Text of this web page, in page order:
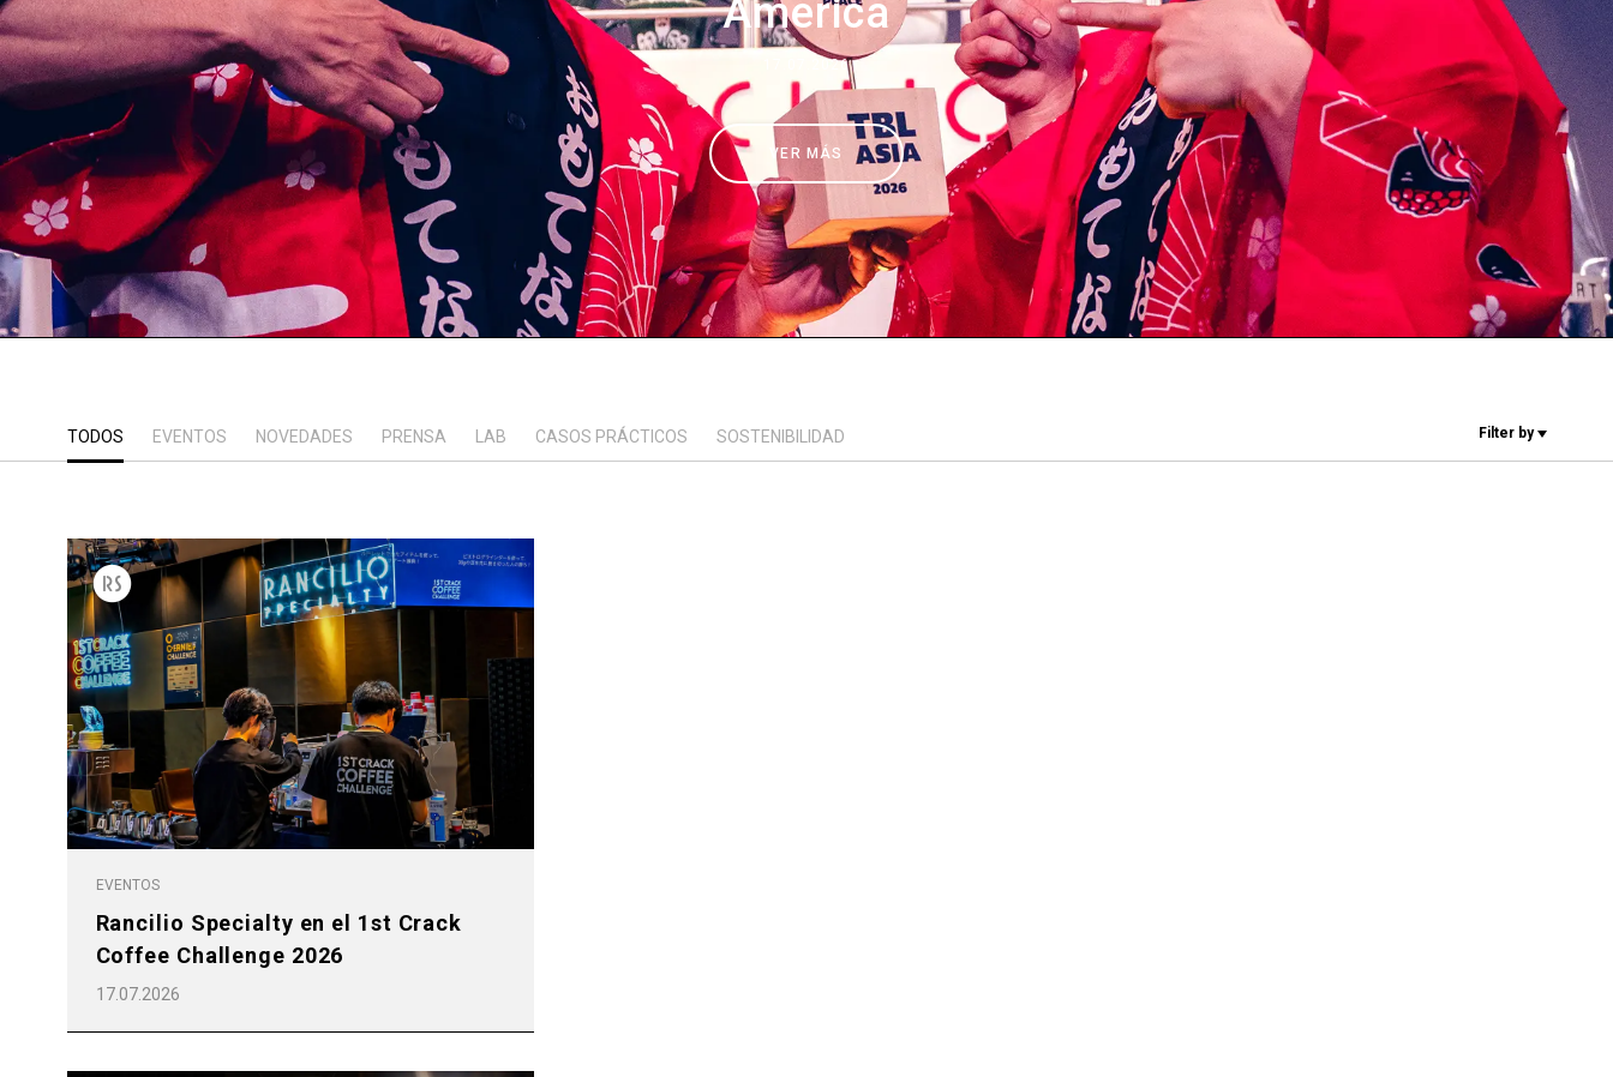
America
17.07.2026
VER MÁS
TODOS EVENTOS NOVEDADES PRENSA LAB CASOS PRÁCTICOS SOSTENIBILIDAD Filter by
EVENTOS
Rancilio Specialty en el 1st Crack
Coffee Challenge 2026
17.07.2026
Dónde estamos
Trabaja con nosotros
laboratorios
Sostenibilidad
Connect
Contacto
Follow Us